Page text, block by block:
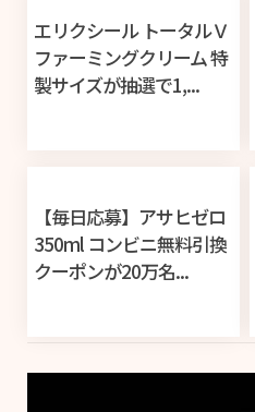
エリクシール トータルＶ
ファーミングクリーム 特
製サイズが抽選で1,...
【毎日応募】アサヒゼロ
350ml コンビニ無料引換
クーポンが20万名...